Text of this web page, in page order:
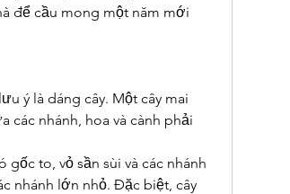
để cầu mong một năm mới
ý là dáng cây. Một cây mai
nhánh, hoa và cành phải
to, vỏ sần sùi và các nhánh
nhánh lớn nhỏ. Đặc biệt, cây